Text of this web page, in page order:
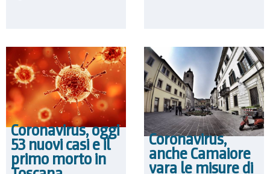
Coronavirus, oggi
53 nuovi casi e il
primo morto in
Coronavirus,
anche Camaiore
vara le misure di